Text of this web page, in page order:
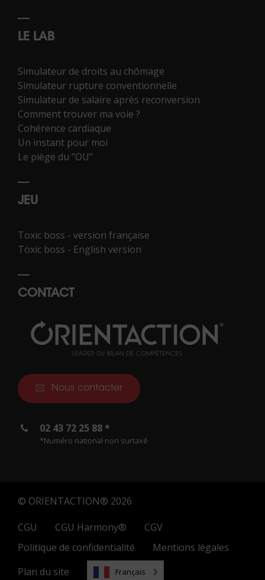
LE LAB
Simulateur de droits au chômage
Simulateur rupture conventionnelle
Simulateur de salaire après reconversion
Comment trouver ma voie ?
Cohérence cardiaque
Un instant pour moi
Le piège du "OU"
JEU
Toxic boss - version française
Toxic boss - English version
CONTACT
Nous contacter
02 43 72 25 88 *
*Numéro national non surtaxé
© ORIENTACTION® 2026
CGU
CGU Harmony®
CGV
Politique de confidentialité
Mentions légales
Plan du site
Français